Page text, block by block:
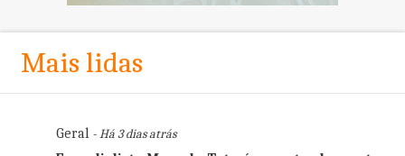
Mais lidas
Geral- Há 3 dias atrás